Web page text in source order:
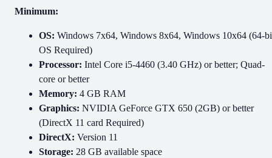
Minimum:
OS: Windows 7x64, Windows 8x64, Windows 10x64 (64-
OS Required)
Processor: Intel Core i5-4460 (3.40 GHz) or better; Quad-
core or better
Memory: 4 GB RAM
Graphics: NVIDIA GeForce GTX 650 (2GB) or better
(DirectX 11 card Required)
DirectX: Version 11
Storage: 28 GB available space